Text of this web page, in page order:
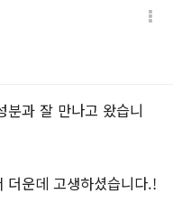
분과 잘 만나고 왔습니
더운데 고생하셨습니다.!